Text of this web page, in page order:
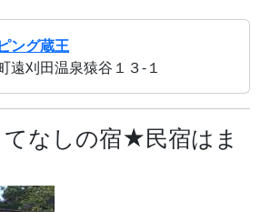
ング蔵王
遠刈田温泉猿谷１３‐１
なしの宿★民宿はま